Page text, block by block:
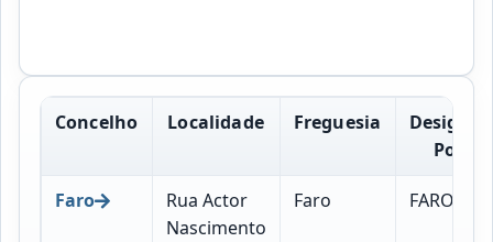
Concelho Localidade Freguesia
Postal
Faro
Rua Actor
Nascimento
Faro FARO